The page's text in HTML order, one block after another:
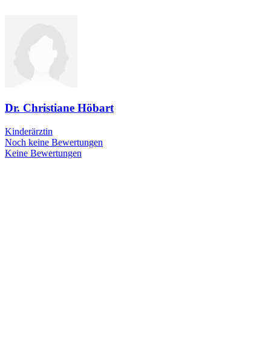
Dr. Christiane Höbart
Kinderärztin
Noch keine Bewertungen
Keine Bewertungen